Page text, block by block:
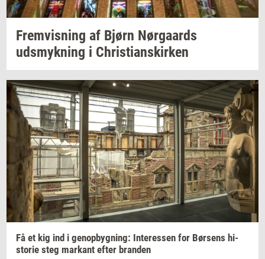
Frem­vis­ning af Bjørn Nør­gaards
udsmyk­ning i Chri­sti­anskir­ken
Få et kig ind i genop­byg­ning: In­ter­es­sen for Bør­sens hi­
sto­rie steg mar­kant efter bran­den